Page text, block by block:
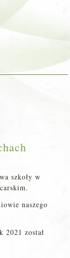
szkoły w
naszego
2021 został